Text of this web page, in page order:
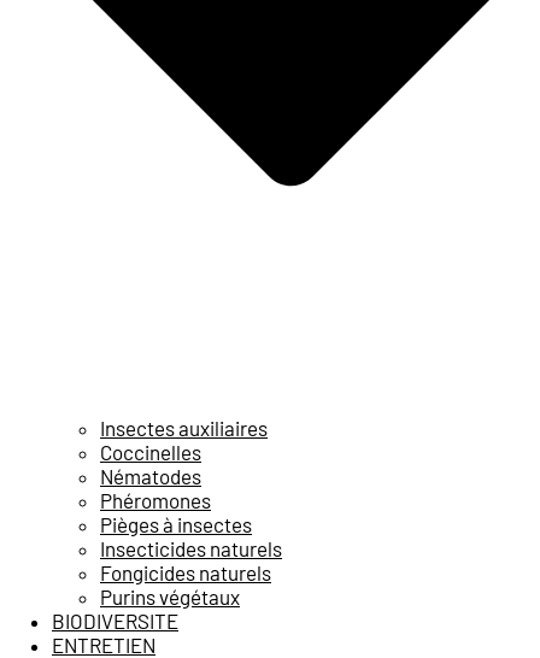
Insectes auxiliaires
Coccinelles
Nématodes
Phéromones
Pièges à insectes
Insecticides naturels
Fongicides naturels
Purins végétaux
BIODIVERSITE
ENTRETIEN